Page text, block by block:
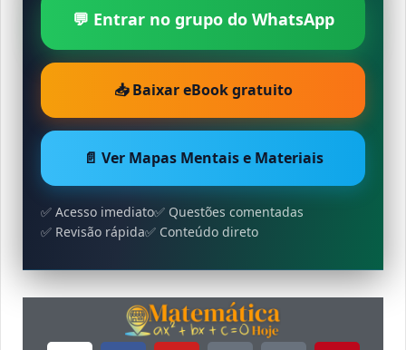
💬 Entrar no grupo do WhatsApp
📥 Baixar eBook gratuito
📄 Ver Mapas Mentais e Materiais
✅ Acesso imediato✅ Questões comentadas
✅ Revisão rápida✅ Conteúdo direto